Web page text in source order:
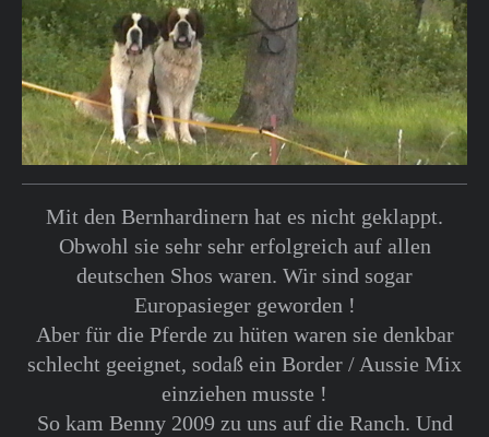
Mit den Bernhardinern hat es nicht geklappt.
Obwohl sie sehr sehr erfolgreich auf allen
deutschen Shos waren. Wir sind sogar
Europasieger geworden !
Aber für die Pferde zu hüten waren sie denkbar
schlecht geeignet, sodaß ein Border / Aussie Mix
einziehen musste !
So kam Benny 2009 zu uns auf die Ranch. Und